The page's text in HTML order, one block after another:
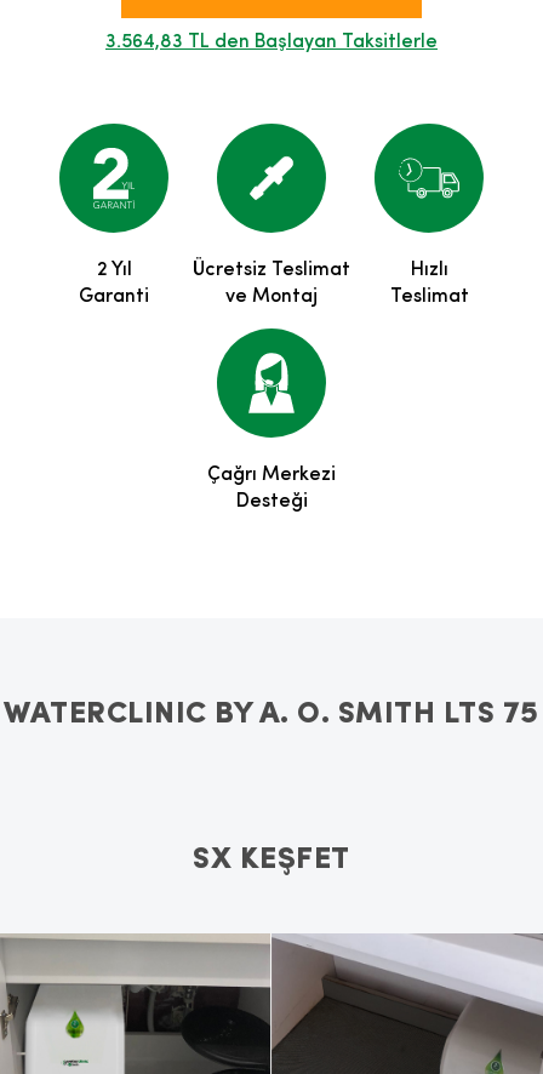
3.564,83 TL den Başlayan Taksitlerle
2 Yıl
Garanti
Ücretsiz Teslimat
ve Montaj
Hızlı
Teslimat
Çağrı Merkezi
Desteği
WATERCLINIC BY A. O. SMITH LTS 75
SX KEŞFET